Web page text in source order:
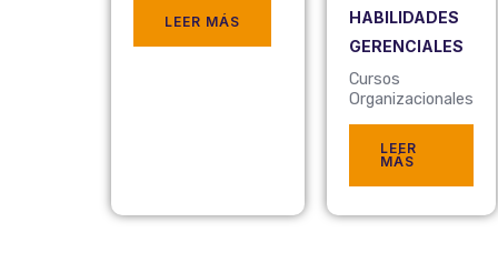
LEER MÁS
HABILIDADES
GERENCIALES
Cursos
Organizacionales
LEER
MÁS